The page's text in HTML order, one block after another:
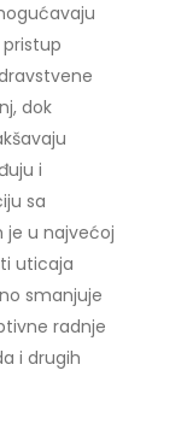
dok
i
sa
je u najvećoj
uticaja
smanjuje
radnje
i drugih